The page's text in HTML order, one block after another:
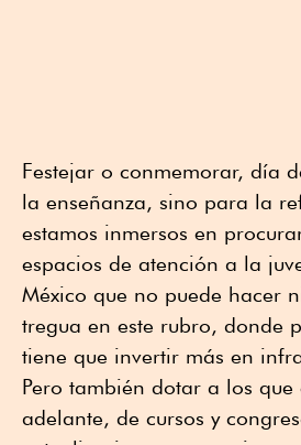
Festejar o conmemorar, día
la enseñanza, sino para la
estamos inmersos en
espacios de atención a la
México que no puede hacer
tregua en este rubro, donde
tiene que invertir más en
Pero también dotar a los
adelante, de cursos y